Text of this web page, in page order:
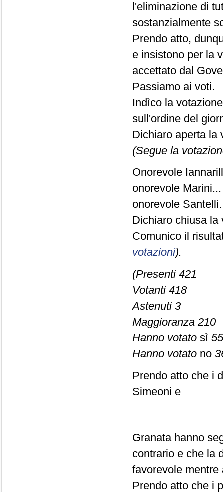
l'eliminazione di
sostanzialmente
Prendo atto,
e insistono per la
accettato dal
Passiamo ai voti.
Indìco la
sull'ordine del
Dichiaro aperta la
(Segue la
Onorevole
onorevole
onorevole
Dichiaro chiusa la
Comunico il
votazioni).
(Presenti 421
Votanti 418
Astenuti 3
Maggioranza 210
Hanno votato sì 55
Hanno votato no
Prendo atto che i
Simeoni e
Granata hanno
contrario e che la
favorevole mentre
Prendo atto che i